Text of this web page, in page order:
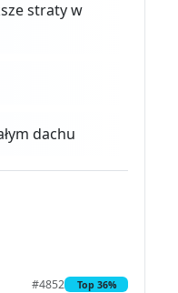
straty w
dachu
#4852 Top 36%